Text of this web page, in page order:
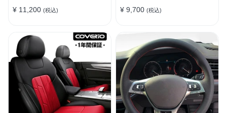
38CM
¥ 11,200 (税込)
け簡単 38CM
¥ 9,700 (税込)